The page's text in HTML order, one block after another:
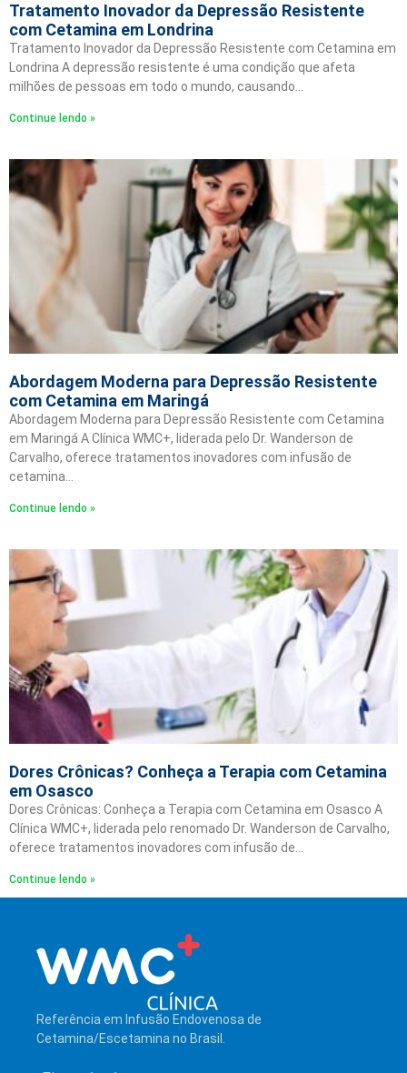
Tratamento Inovador da Depressão Resistente
com Cetamina em Londrina
Tratamento Inovador da Depressão Resistente com Cetamina em
Londrina A depressão resistente é uma condição que afeta
milhões de pessoas em todo o mundo, causando…
Continue lendo »
Abordagem Moderna para Depressão Resistente
com Cetamina em Maringá
Abordagem Moderna para Depressão Resistente com Cetamina
em Maringá A Clínica WMC+, liderada pelo Dr. Wanderson de
Carvalho, oferece tratamentos inovadores com infusão de
cetamina…
Continue lendo »
Dores Crônicas? Conheça a Terapia com Cetamina
em Osasco
Dores Crônicas: Conheça a Terapia com Cetamina em Osasco A
Clínica WMC+, liderada pelo renomado Dr. Wanderson de Carvalho,
oferece tratamentos inovadores com infusão de…
Continue lendo »
Referência em Infusão Endovenosa de
Cetamina/Escetamina no Brasil.